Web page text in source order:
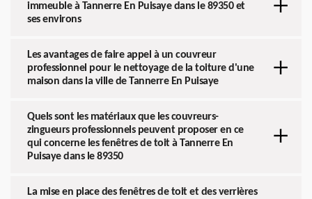
immeuble à Tannerre En Puisaye dans le 89350 et
ses environs
Les avantages de faire appel à un couvreur
professionnel pour le nettoyage de la toiture d'une
maison dans la ville de Tannerre En Puisaye
Quels sont les matériaux que les couvreurs-
zingueurs professionnels peuvent proposer en ce
qui concerne les fenêtres de toit à Tannerre En
Puisaye dans le 89350
La mise en place des fenêtres de toit et des verrières